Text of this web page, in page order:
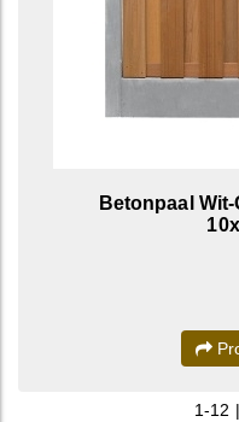
Betonpaal
1-12